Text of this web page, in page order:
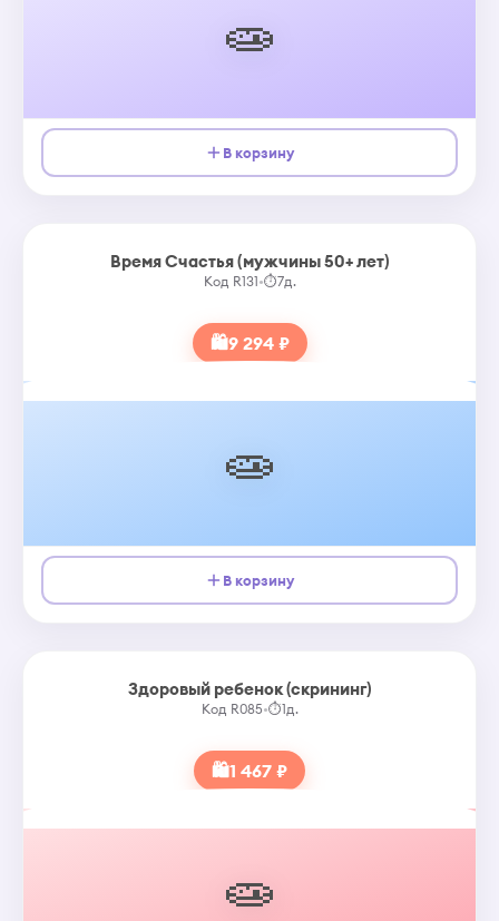
🧫
В корзину
Время Счастья (мужчины 50+ лет)
Код R131•⏱7д.
🛍9 294 ₽
🧫
В корзину
Здоровый ребенок (скрининг)
Код R085•⏱1д.
🛍1 467 ₽
🧫